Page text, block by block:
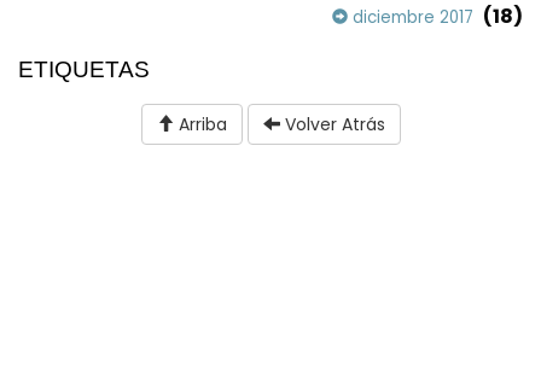
diciembre 2017 (18)
ETIQUETAS
Arriba Volver Atrás